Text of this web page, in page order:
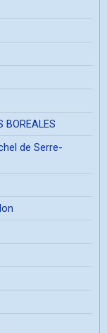
BOREALES
de Serre-